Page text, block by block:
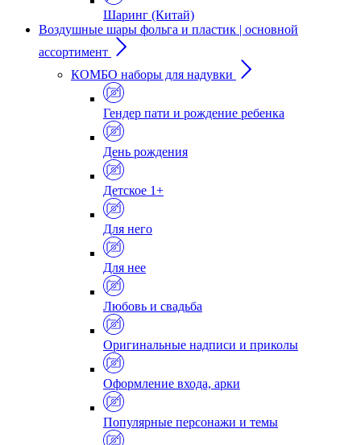
Шаринг (Китай)
Воздушные шары фольга и пластик | основной
ассортимент
КОМБО наборы для надувки
Гендер пати и рождение ребенка
День рождения
Детское 1+
Для него
Для нее
Любовь и свадьба
Оригинальные надписи и приколы
Оформление входа, арки
Популярные персонажи и темы